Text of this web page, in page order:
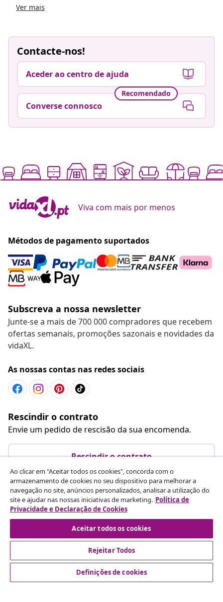
Ver mais
Contacte-nos!
Aceder ao centro de ajuda
Recomendado
Converse connosco
Viva com mais por menos
Métodos de pagamento suportados
Subscreva a nossa newsletter
Junte-se a mais de 700 000 compradores que recebem
ofertas semanais, promoções sazonais e novidades da
vidaXL.
As nossas contas nas redes sociais
Rescindir o contrato
Envie um pedido de rescisão da sua encomenda.
Rescindir o contrato
Atendimento ao cliente
Descubra mais
Ao clicar em "Aceitar todos os cookies", concorda com o
armazenamento de cookies no seu dispositivo para melhorar a
navegação no site, anúncios personalizados, analisar a utilização do
site e ajudar nas nossas iniciativas de marketing. Política de
Privacidade e Declaração de Cookies
Aceitar todos os cookies
Rejeitar Todos
Definições de cookies